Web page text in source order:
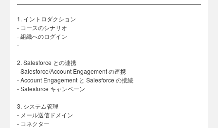
1. イントロダクション
- コースのシナリオ
- 組織へのログイン
-
2. Salesforce との連携
- Salesforce/Account Engagement の連携
- Account Engagement と Salesforce の接続
- Salesforce キャンペーン
3. システム管理
- メール送信ドメイン
- コネクター